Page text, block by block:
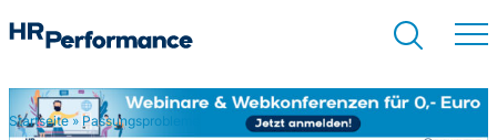
Startseite» Passungsprobleme